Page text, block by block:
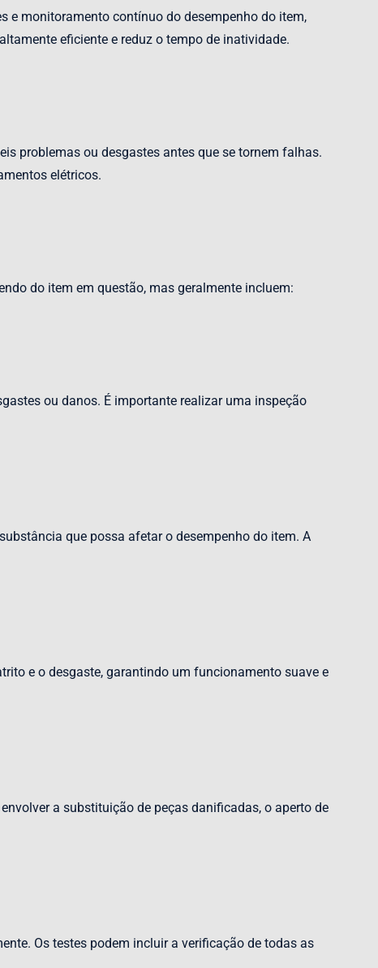
e monitoramento contínuo do desempenho do item,
eficiente e reduz o tempo de inatividade.
problemas ou desgastes antes que se tornem falhas.
elétricos.
do item em questão, mas geralmente incluem:
ou danos. É importante realizar uma inspeção
que possa afetar o desempenho do item. A
e o desgaste, garantindo um funcionamento suave e
a substituição de peças danificadas, o aperto de
Os testes podem incluir a verificação de todas as